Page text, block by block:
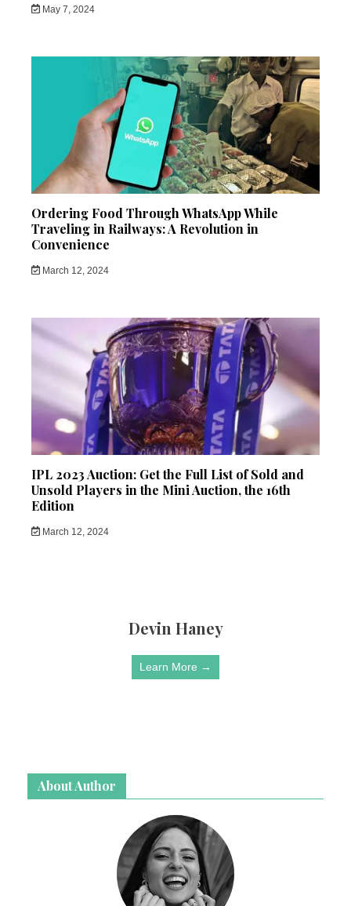
May 7, 2024
Ordering Food Through WhatsApp While
Traveling in Railways: A Revolution in
Convenience
March 12, 2024
IPL 2023 Auction: Get the Full List of Sold and
Unsold Players in the Mini Auction, the 16th
Edition
March 12, 2024
Devin Haney
Learn More →
About Author